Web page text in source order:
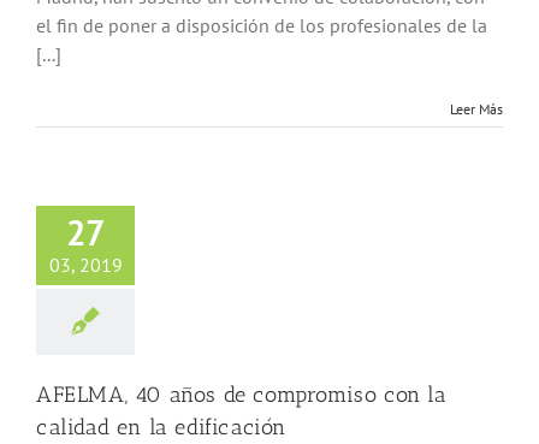
el fin de poner a disposición de los profesionales de la
[...]
Leer Más
27
03, 2019
la edificación
Lanas minerales
contra incendios
Todos
AFELMA, 40 años de compromiso con la
calidad en la edificación